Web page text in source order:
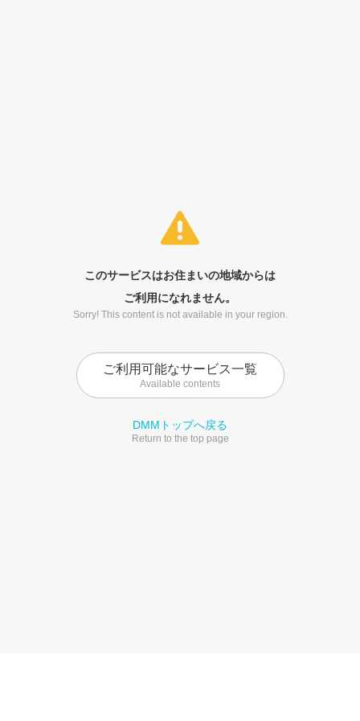
このサービスはお住まいの地域からは
ご利用になれません。
Sorry! This content is not available in your region.
ご利用可能なサービス一覧
Available contents
DMMトップへ戻る
Return to the top page